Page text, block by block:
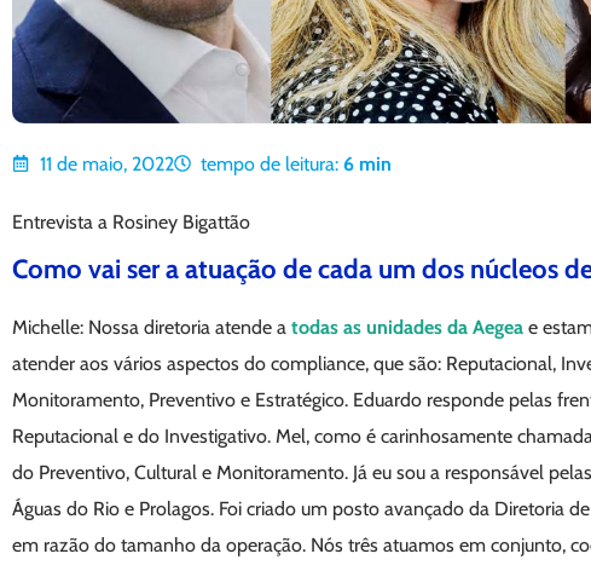
11 de maio, 2022 tempo de leitura: 6 min
Entrevista a Rosiney Bigattão
Como vai ser a atuação de cada um dos núcleos
Michelle: Nossa diretoria atende a todas as unidades da Aegea e
atender aos vários aspectos do compliance, que são: Reputacional,
Monitoramento, Preventivo e Estratégico. Eduardo responde pelas
Reputacional e do Investigativo. Mel, como é carinhosamente
do Preventivo, Cultural e Monitoramento. Já eu sou a responsável
Águas do Rio e Prolagos. Foi criado um posto avançado da Diretoria
em razão do tamanho da operação. Nós três atuamos em conjunto,